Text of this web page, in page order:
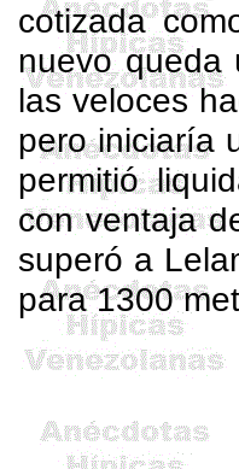
cotizada
nuevo queda
las veloces
pero iniciaría
permitió
con ventaja
superó a
para 1300